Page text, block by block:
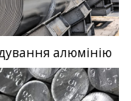
алюмінію